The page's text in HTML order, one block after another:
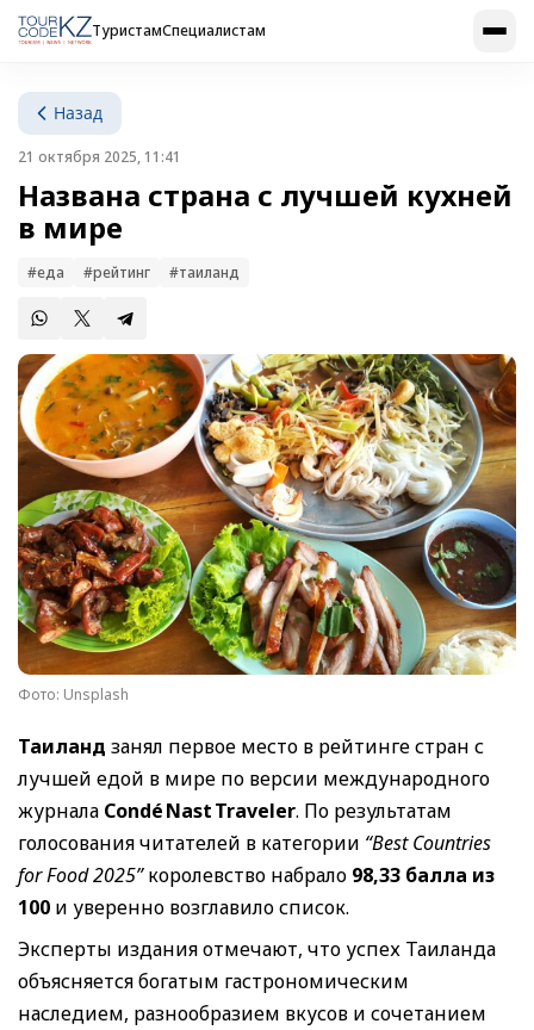
ТуристамСпециалистам
Назад
21 октября 2025, 11:41
Названа страна с лучшей кухней
в мире
#еда #рейтинг #таиланд
Фото: Unsplash
Таиланд занял первое место в рейтинге стран с
лучшей едой в мире по версии международного
журнала Condé Nast Traveler. По результатам
голосования читателей в категории “Best Countries
for Food 2025”королевство набрало 98,33 балла из
100 и уверенно возглавило список.
Эксперты издания отмечают, что успех Таиланда
объясняется богатым гастрономическим
наследием, разнообразием вкусов и сочетанием